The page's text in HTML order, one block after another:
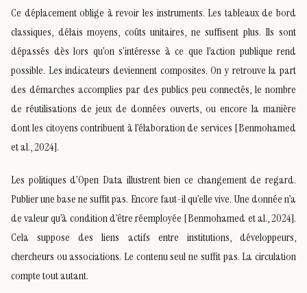
Ce déplacement oblige à revoir les instruments. Les tableaux de bord
classiques, délais moyens, coûts unitaires, ne suffisent plus. Ils sont
dépassés dès lors qu’on s’intéresse à ce que l’action publique rend
possible. Les indicateurs deviennent composites. On y retrouve la part
des démarches accomplies par des publics peu connectés, le nombre
de réutilisations de jeux de données ouverts, ou encore la manière
dont les citoyens contribuent à l’élaboration de services [Benmohamed
et al., 2024].
Les politiques d’Open Data illustrent bien ce changement de regard.
Publier une base ne suffit pas. Encore faut-il qu’elle vive. Une donnée n’a
de valeur qu’à condition d’être réemployée [Benmohamed et al., 2024].
Cela suppose des liens actifs entre institutions, développeurs,
chercheurs ou associations. Le contenu seul ne suffit pas. La circulation
compte tout autant.